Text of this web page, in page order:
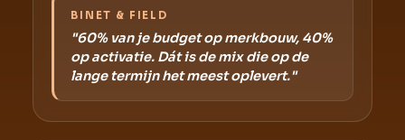
BINET & FIELD
"60% van je budget op merkbouw, 40%
op activatie. Dát is de mix die op de
lange termijn het meest oplevert."